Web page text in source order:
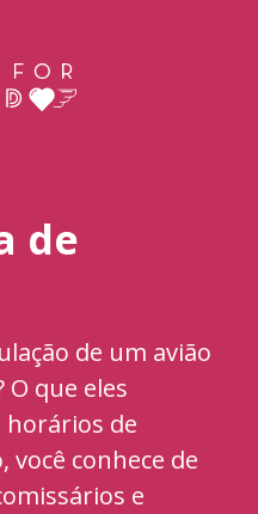
de
de um avião
O que eles
horários de
você conhece de
e